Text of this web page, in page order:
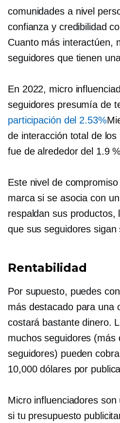
comunidades a nivel
confianza y credibilidad
Cuanto más interactúen,
seguidores que tienen
En 2022, micro
seguidores presumía de
participación del 2.53%
de interacción total de
fue de alrededor del 1.9
Este nivel de
marca si se asocia con un
respaldan sus productos,
que sus seguidores sigan
Rentabilidad
Por supuesto, puedes
más destacado para una
costará bastante dinero.
muchos seguidores (más
seguidores) pueden
10,000 dólares por
Micro influenciadoresson
si tu presupuesto